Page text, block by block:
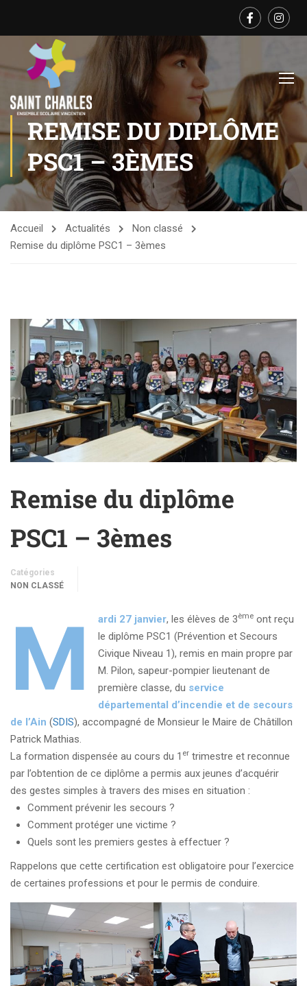
REMISE DU DIPLÔME
PSC1 – 3ÈMES
Accueil Actualités
Non classé
Remise du diplôme PSC1 – 3èmes
Remise du diplôme
PSC1 – 3èmes
Catégories
NON CLASSÉ
M ardi 27 janvier, les élèves de 3èmeont reçu
le diplôme PSC1 (Prévention et Secours
Civique Niveau 1), remis en main propre par
M. Pilon, sapeur-pompier lieutenant de
première classe, du service
départemental d’incendie et de secours
de l’Ain (SDIS), accompagné de Monsieur le Maire de Châtillon
Patrick Mathias.
La formation dispensée au cours du 1 er trimestre et reconnue
par l’obtention de ce diplôme a permis aux jeunes d’acquérir
des gestes simples à travers des mises en situation :
Comment prévenir les secours ?
Comment protéger une victime ?
Quels sont les premiers gestes à effectuer ?
Rappelons que cette certification est obligatoire pour l’exercice
de certaines professions et pour le permis de conduire.